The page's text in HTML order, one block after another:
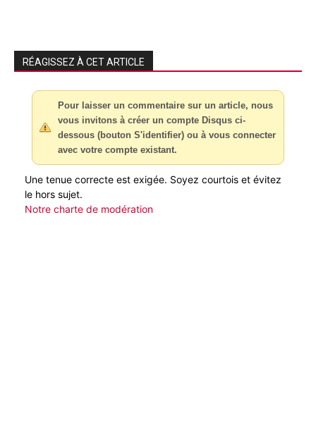
RÉAGISSEZ À CET ARTICLE
Pour laisser un commentaire sur un article, nous
vous invitons à créer un compte Disqus ci-
dessous (bouton S'identifier) ou à vous connecter
avec votre compte existant.
Une tenue correcte est exigée. Soyez courtois et évitez
le hors sujet.
Notre charte de modération